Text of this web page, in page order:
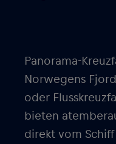
Panorama-
Norwegens
oder
bieten
direkt vom Schiff